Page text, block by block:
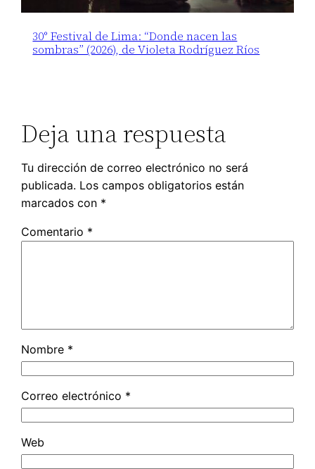
30° Festival de Lima: “Donde nacen las
sombras” (2026), de Violeta Rodríguez Ríos
Deja una respuesta
Tu dirección de correo electrónico no será
publicada. Los campos obligatorios están
marcados con *
Comentario *
Nombre *
Correo electrónico *
Web